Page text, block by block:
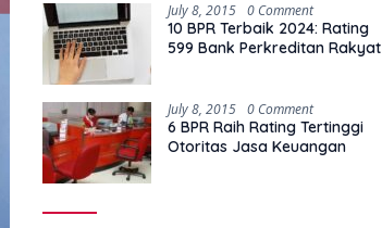
July 8, 2015 0 Comment
10 BPR Terbaik 2024: Rating
599 Bank Perkreditan Rakyat
July 8, 2015 0 Comment
6 BPR Raih Rating Tertinggi
Otoritas Jasa Keuangan